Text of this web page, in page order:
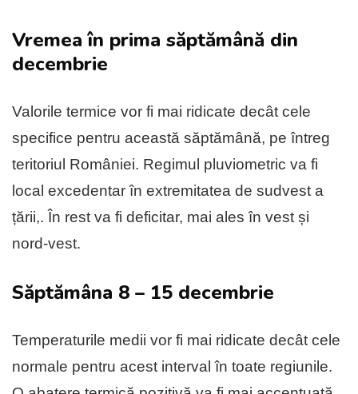
Vremea în prima săptămână din
decembrie
Valorile termice vor fi mai ridicate decât cele
specifice pentru această săptămână, pe întreg
teritoriul României. Regimul pluviometric va fi
local excedentar în extremitatea de sudvest a
țării,. În rest va fi deficitar, mai ales în vest și
nord-vest.
Săptămâna 8 – 15 decembrie
Temperaturile medii vor fi mai ridicate decât cele
normale pentru acest interval în toate regiunile.